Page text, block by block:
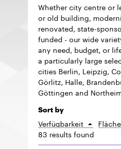
Whether city centre or
or old building,
renovated, state-
funded - our wide
any need, budget, or
a particularly large
cities Berlin, Leipzig,
Görlitz, Halle,
Göttingen and
Sort by
Verfügbarkeit Sort
ascending
Fläche
83 results found